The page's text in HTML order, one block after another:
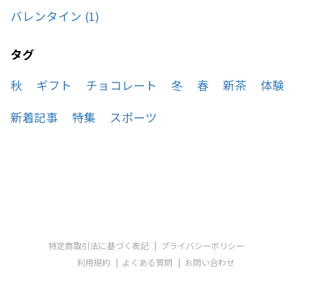
バレンタイン (1)
タグ
秋
ギフト チョコレート 冬 春 新茶
体験
新着記事
特集 スポーツ
特定商取引法に基づく表記
プライバシーポリシー
利用規約
よくある質問 お問い合わせ